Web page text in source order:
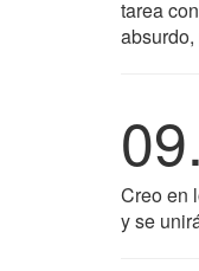
tarea
09.
Creo en
y se